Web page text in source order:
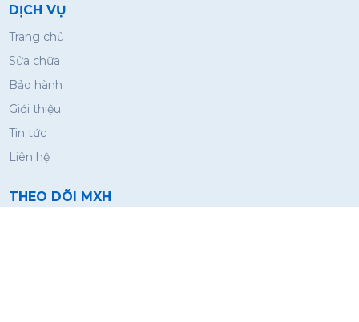
DỊCH VỤ
Trang chủ
Sửa chữa
Bảo hành
Giới thiệu
Tin tức
Liên hệ
THEO DÕI MXH